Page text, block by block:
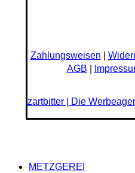
Zahlungsweisen
AGB
zartbitter | Die
Close METZGEREI